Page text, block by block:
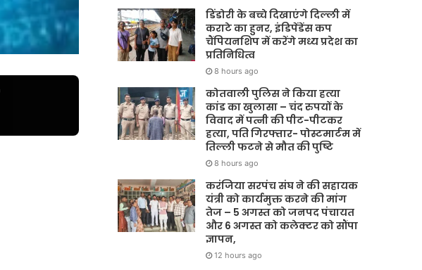
डिंडोरी के बच्चे दिखाएंगे दिल्ली में
कराटे का हुनर, इंडिपेंडेंस कप
चैंपियनशिप में करेंगे मध्य प्रदेश का
प्रतिनिधित्व
8 hours ago
कोतवाली पुलिस ने किया हत्या
कांड का खुलासा – चंद रुपयों के
विवाद में पत्नी की पीट-पीटकर
हत्या, पति गिरफ्तार- पोस्टमार्टम में
तिल्ली फटने से मौत की पुष्टि
8 hours ago
करंजिया सरपंच संघ ने की सहायक
यंत्री को कार्यमुक्त करने की मांग
तेज – 5 अगस्त को जनपद पंचायत
और 6 अगस्त को कलेक्टर को सौंपा
ज्ञापन,
12 hours ago